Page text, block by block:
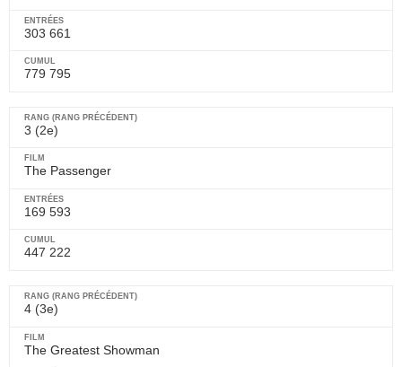
303 661
779 795
3 (2e)
The Passenger
169 593
447 222
4 (3e)
The Greatest Showman